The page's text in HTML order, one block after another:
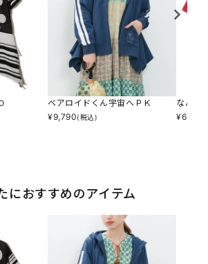
ベアロイドくん宇宙へＰＫ
¥9,790(税込)
なんか
¥6,853
におすすめのアイテム